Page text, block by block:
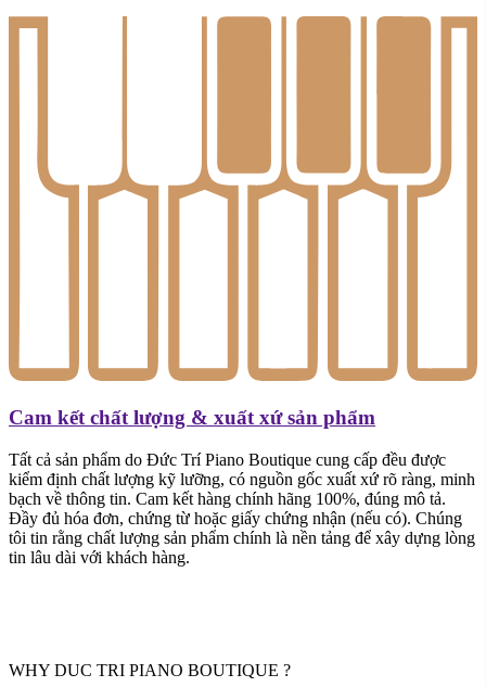
của chúng tôi.
ba, trừ khi có yêu cầu hợp pháp từ cơ quan chức năng. Hệ thống
có thể hoàn toàn yên tâm khi mua sắm và để lại thông tin tại website
WHY DUC TRI PIANO BOUTIQUE ?